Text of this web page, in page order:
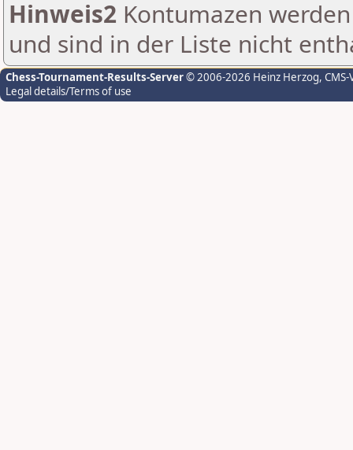
Hinweis2 Kontumazen
und sind in der Liste nicht
Chess-Tournament-Results-Server© 2006-2026 Heinz Herzog,
Legal details/Terms of use